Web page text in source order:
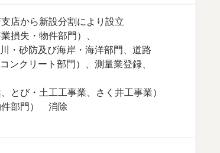
店から新設分割により設立
損失・物件部門）、
及び海岸・海洋部門、道路
ート部門）、測量業登録、
とび・土工工事業、さく井工事業）
部門）　消除